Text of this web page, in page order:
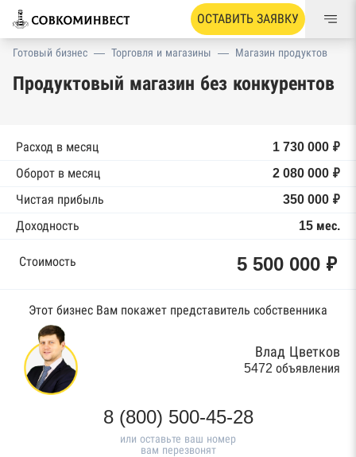
ОСТАВИТЬ ЗАЯВКУ
Готовый бизнес — Торговля и магазины — Магазин продуктов
Продуктовый магазин без конкурентов
Расход в месяц
1 730 000 ₽
Оборот в месяц
2 080 000 ₽
Чистая прибыль
350 000 ₽
Доходность
15 мес.
Стоимость 5 500 000 ₽
Этот бизнес Вам покажет представитель собственника
Влад Цветков
5472 объявления
8 (800) 500-45-28
или оставьте ваш номер
вам перезвонят